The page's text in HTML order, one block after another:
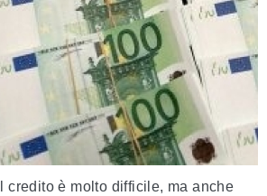
credito è molto difficile, ma anche